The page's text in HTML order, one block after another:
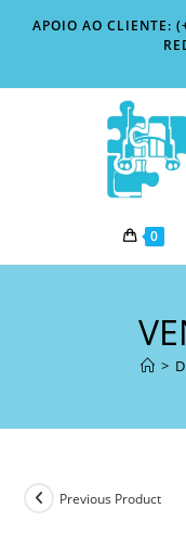
APOIO AO CLIENTE:
0
>
Previous Product